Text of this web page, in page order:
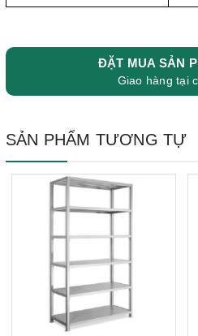
ĐẶT MUA SẢN
Giao hàng tại
SẢN PHẨM TƯƠNG TỰ